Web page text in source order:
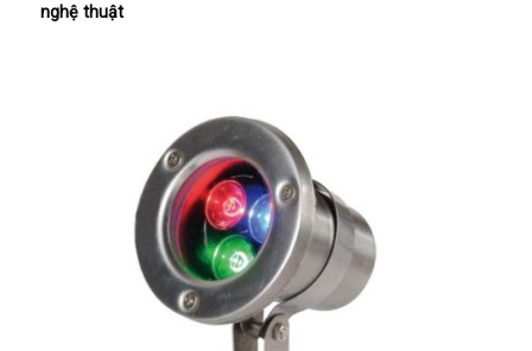
nghệ thuật